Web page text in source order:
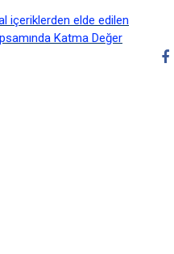
içeriklerden elde edilen
Katma Değer